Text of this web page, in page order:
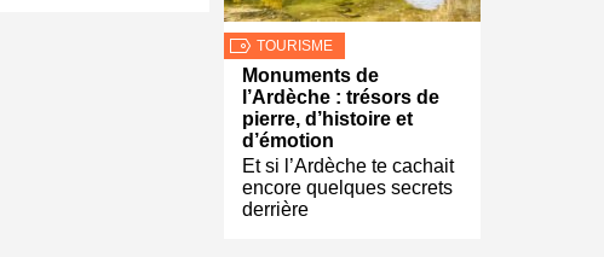
TOURISME
Monuments de
l’Ardèche : trésors de
pierre, d’histoire et
d’émotion
Et si l’Ardèche te cachait
encore quelques secrets
derrière